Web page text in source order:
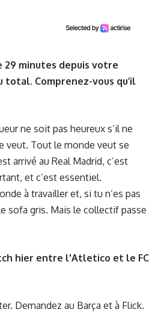
29 minutes depuis votre
total. Comprenez-vous qu’il
ne soit pas heureux s’il ne
veut. Tout le monde veut se
arrivé au Real Madrid, c’est
et c’est essentiel.
à travailler et, si tu n’es pas
sofa gris. Mais le collectif passe
hier entre l'Atletico et le FC
Demandez au Barça et à Flick.